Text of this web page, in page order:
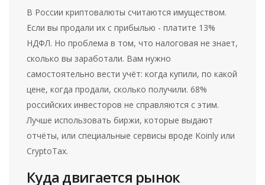
В России криптовалюты считаются имуществом.
Если вы продали их с прибылью - платите 13%
НДФЛ. Но проблема в том, что налоговая не знает,
сколько вы заработали. Вам нужно
самостоятельно вести учёт: когда купили, по какой
цене, когда продали, сколько получили. 68%
российских инвесторов не справляются с этим.
Лучше использовать биржи, которые выдают
отчёты, или специальные сервисы вроде Koinly или
CryptoTax.
Куда двигается рынок